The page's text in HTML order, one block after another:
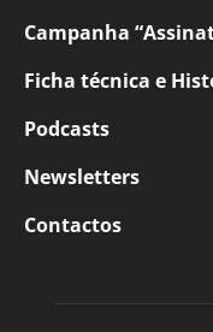
Campanha
Ficha técnica e
Podcasts
Newsletters
Contactos